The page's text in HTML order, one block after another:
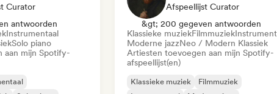
Curator
antwoorden
Instrumentaal
Solo piano
aan mijn Spotify-
Afspeellijst Curator
&gt; 200 gegeven antwoorden
Klassieke muziekFilmmuziek
Moderne jazzNeo / Modern Klassiek
Artiesten toevoegen aan mijn Spotify-
afspeellijst(en)
Klassieke muziek
Filmmuziek